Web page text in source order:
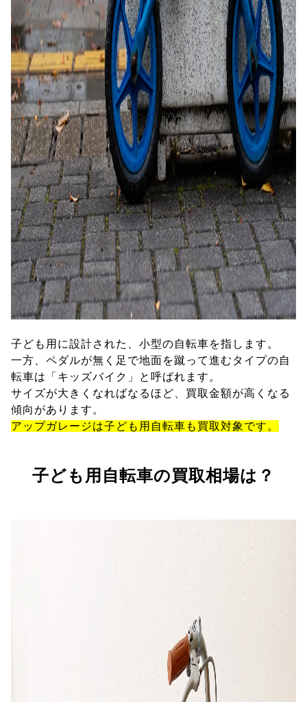
子ども用に設計された、小型の自転車を指します。
一方、ペダルが無く足で地面を蹴って進むタイプの自
転車は「キッズバイク」と呼ばれます。
サイズが大きくなればなるほど、買取金額が高くなる
傾向があります。
アップガレージは子ども用自転車も買取対象です。
子ども用自転車の買取相場は？